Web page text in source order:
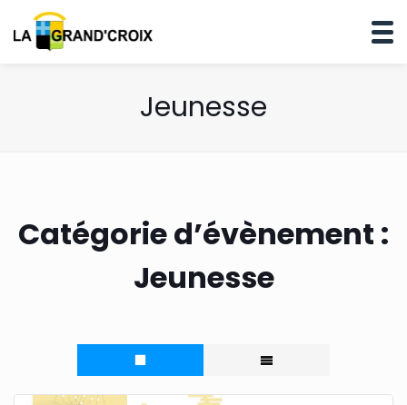
Jeunesse
Catégorie d’évènement :
Jeunesse